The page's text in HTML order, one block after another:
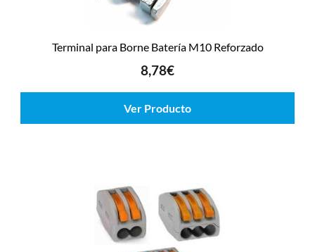
Terminal para Borne Batería M10 Reforzado
8,78€
Ver Producto